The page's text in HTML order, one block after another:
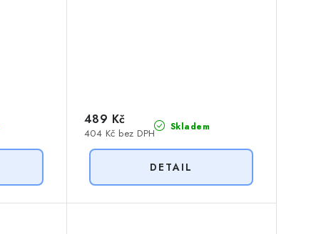
Skladem
404 Kč bez DPH
489 Kč